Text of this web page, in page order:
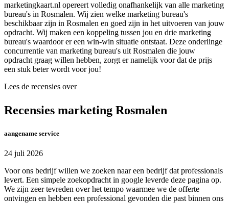
marketingkaart.nl opereert volledig onafhankelijk van alle marketing
bureau's in Rosmalen. Wij zien welke marketing bureau's
beschikbaar zijn in Rosmalen en goed zijn in het uitvoeren van jouw
opdracht. Wij maken een koppeling tussen jou en drie marketing
bureau's waardoor er een win-win situatie ontstaat. Deze onderlinge
concurrentie van marketing bureau's uit Rosmalen die jouw
opdracht graag willen hebben, zorgt er namelijk voor dat de prijs
een stuk beter wordt voor jou!
Lees de recensies over
Recensies marketing Rosmalen
aangename service
24 juli 2026
Voor ons bedrijf willen we zoeken naar een bedrijf dat professionals
levert. Een simpele zoekopdracht in google leverde deze pagina op.
We zijn zeer tevreden over het tempo waarmee we de offerte
ontvingen en hebben een professional gevonden die past binnen ons